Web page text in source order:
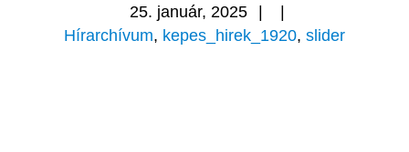
25. január, 2025
Hírarchívum, kepes_hirek_1920, slider